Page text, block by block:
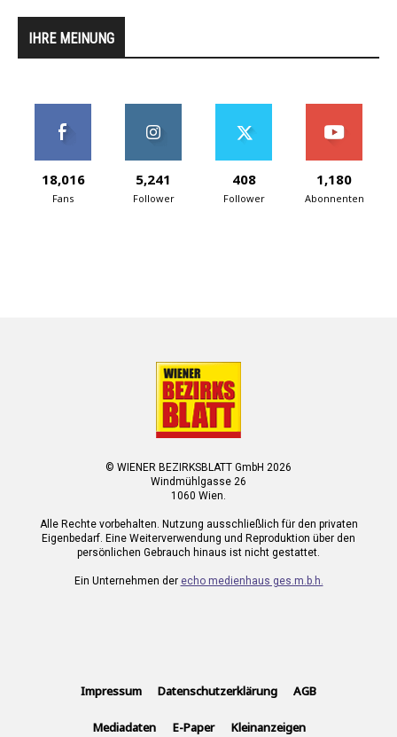
IHRE MEINUNG
18,016
Fans
5,241
Follower
408
Follower
1,180
Abonnenten
© WIENER BEZIRKSBLATT GmbH 2026
Windmühlgasse 26
1060 Wien.
Alle Rechte vorbehalten. Nutzung ausschließlich für den privaten
Eigenbedarf. Eine Weiterverwendung und Reproduktion über den
persönlichen Gebrauch hinaus ist nicht gestattet.
Ein Unternehmen der echo medienhaus ges.m.b.h.
Impressum Datenschutzerklärung AGB
Mediadaten E-Paper Kleinanzeigen